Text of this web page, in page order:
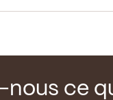
nous ce